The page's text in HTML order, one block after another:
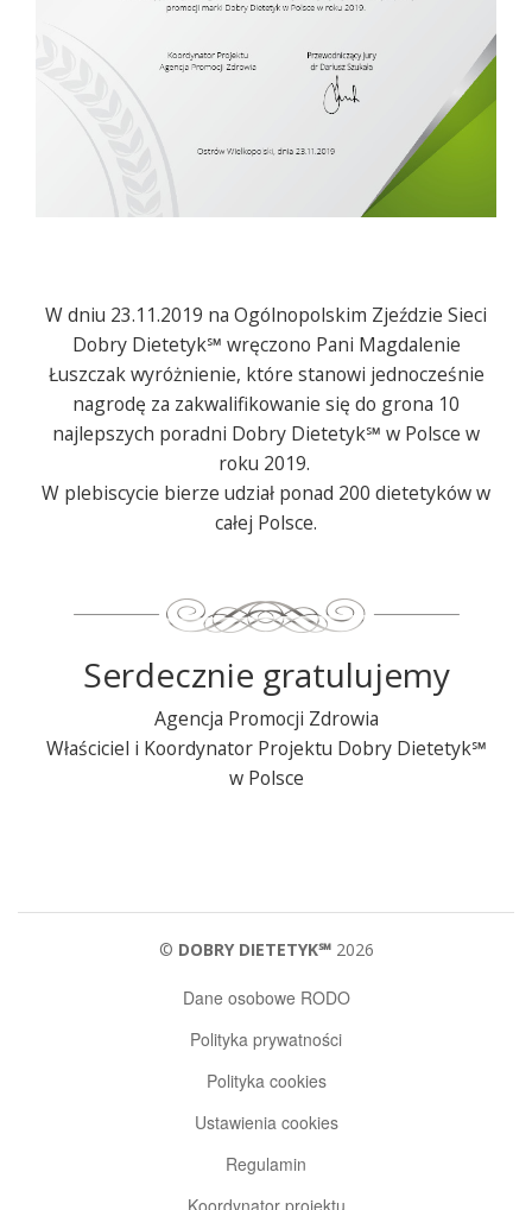
W dniu 23.11.2019 na Ogólnopolskim Zjeździe Sieci
Dobry Dietetyk℠ wręczono Pani Magdalenie
Łuszczak wyróżnienie, które stanowi jednocześnie
nagrodę za zakwalifikowanie się do grona 10
najlepszych poradni Dobry Dietetyk℠ w Polsce w
roku 2019.
W plebiscycie bierze udział ponad 200 dietetyków w
całej Polsce.
Serdecznie gratulujemy
Agencja Promocji Zdrowia
Właściciel i Koordynator Projektu Dobry Dietetyk℠
w Polsce
© DOBRY DIETETYK℠2026
Dane osobowe RODO
Polityka prywatności
Polityka cookies
Ustawienia cookies
Regulamin
Koordynator projektu